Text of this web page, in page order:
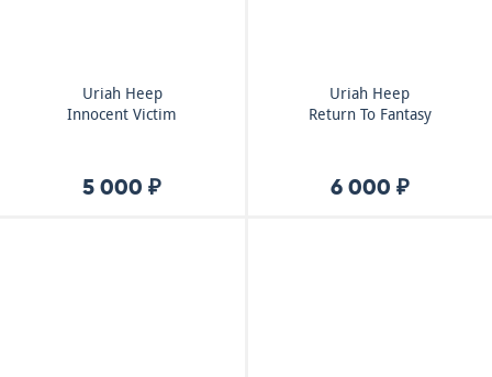
Uriah Heep
Innocent Victim
5 000 ₽
Uriah Heep
Return To Fantasy
6 000 ₽